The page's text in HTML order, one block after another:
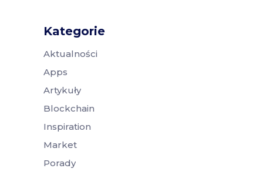
Kategorie
Aktualności
Apps
Artykuły
Blockchain
Inspiration
Market
Porady